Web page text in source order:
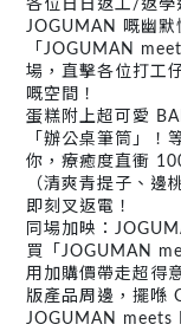
各位日日返工/返學
JOGUMAN 嘅幽默
「JOGUMAN
場，直擊各位打工
嘅空間！
蛋糕附上超可愛
「辦公桌筆筒」！
你，療癒度直衝
（清爽青提子、邊
即刻叉返電！
同場加映：
買「JOGUMAN
用加購價帶走超得
版產品周邊，擺
JOGUMAN meets